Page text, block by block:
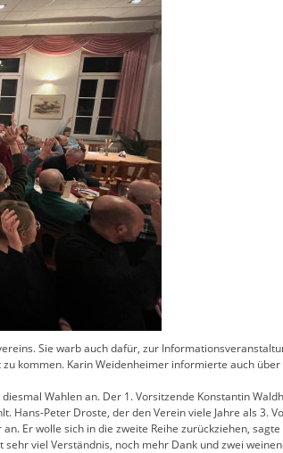
Sie warb auch dafür, zur
kommen. Karin Weidenheimer informierte auch
Wahlen an. Der 1. Vorsitzende Konstantin
Peter Droste, der den Verein viele Jahre als 3.
Er wolle sich in die zweite Reihe zurückziehen,
viel Verständnis, noch mehr Dank und zwei